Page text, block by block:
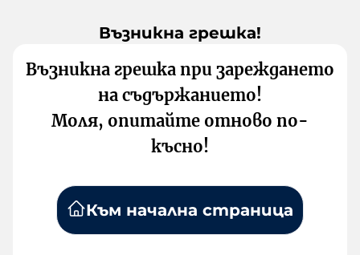
Възникна грешка!
Възникна грешка при зареждането
на съдържанието!
Моля, опитайте отново по-
късно!
Към начална страница